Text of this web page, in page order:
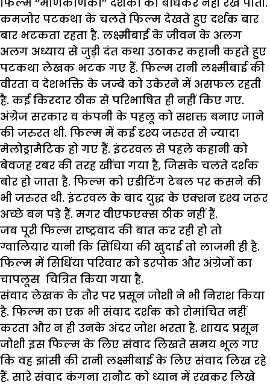
कमजोर पटकथा के चलते फिल्म देखते हुए दर्शक बार
बार भटकता रहता है. लक्ष्मीबाई के जीवन के अलग
अलग अध्याय से जुड़ी दंत कथा उठाकर कहानी कहते हुए
पटकथा लेखक भटक गए हैं. फिल्म रानी लक्ष्मीबाई की
वीरता व देशभक्ति के जज्बे को उकेरने में असफल रहती
है. कई किरदार ठीक से परिभाषित ही नहीं किए गए.
अंग्रेज सरकार व कंपनी के पहलू को सशक्त बनाए जाने
की जरुरत थी. फिल्म में कई दृश्य जरुरत से ज्यादा
मेलोड्रामैटिक हो गए हैं. इंटरवल से पहले कहानी को
बेवजह रबर की तरह खींचा गया है, जिसके चलते दर्शक
बोर हो जाता है. फिल्म को एडीटिंग टेबल पर कसने की
भी जरुरत थी. इंटरवल के बाद युद्ध के एक्शन दृश्य जरूर
अच्छे बन पड़े हैं. मगर वीएफएक्स ठीक नहीं हैं.
जब पूरी फिल्म राष्ट्रवाद की बात कर रही हो तो
ग्वालियार यानी कि सिंधिया की खुदाई तो लाजमी ही है.
फिल्म में सिधिंया परिवार को डरपोक और अंग्रेजों का
चापलूस चित्रित किया गया है.
संवाद लेखक के तौर पर प्रसून जोशी ने भी निराश किया
है. फिल्म का एक भी संवाद दर्शक को रोमांचित नहीं
करता और न ही उनके अंदर जोश भरता है. शायद प्रसून
जोशी इस फिल्म के लिए संवाद लिखते समय भूल गए
कि वह झांसी की रानी लक्ष्मीबाई के लिए संवाद लिख रहे
हैं. सारे संवाद कंगना रानौट को ध्यान में रखकर लिखे